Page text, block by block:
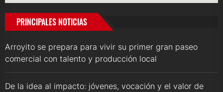
PRINCIPALES NOTICIAS
Arroyito se prepara para vivir su primer gran paseo
comercial con talento y producción local
De la idea al impacto: jóvenes, vocación y el valor de